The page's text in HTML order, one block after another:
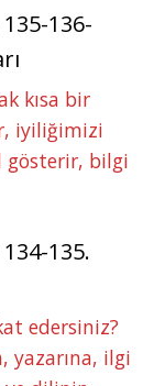
136-
kısa bir
iyiliğimizi
gösterir, bilgi
135.
edersiniz?
yazarına, ilgi